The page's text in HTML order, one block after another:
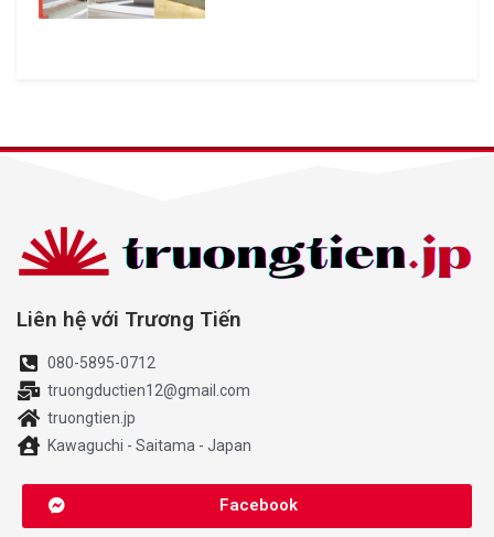
Liên hệ với Trương Tiến
080-5895-0712
truongductien12@gmail.com
truongtien.jp
Kawaguchi - Saitama - Japan
Facebook